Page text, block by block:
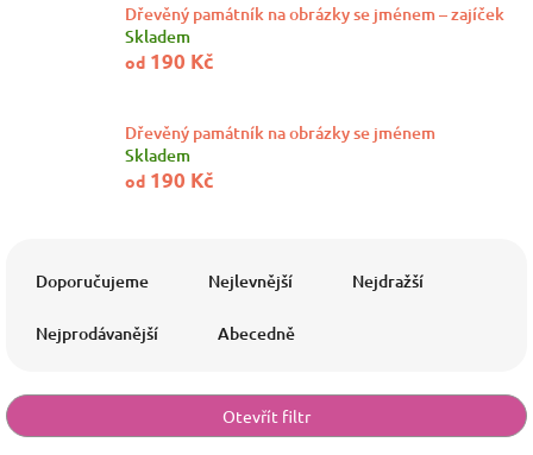
Dřevěný památník na obrázky se jménem – zajíček
Skladem
od 190 Kč
Dřevěný památník na obrázky se jménem
Skladem
od 190 Kč
p
r
Doporučujeme Nejlevnější Nejdražší
Nejprodávanější Abecedně
Otevřít filtr